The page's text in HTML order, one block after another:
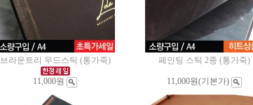
브라운트리 우드스틱 (통가죽)
11,000원
페인팅 스틱 2종 (통가죽)
11,000원(기본가)